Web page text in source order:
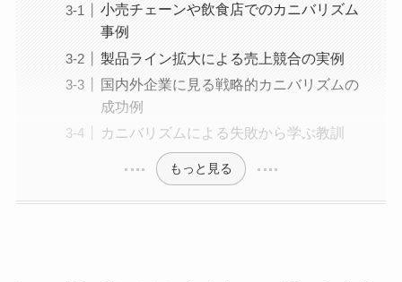
小売チェーンや飲食店でのカニバリズム
事例
製品ライン拡大による売上競合の実例
国内外企業に見る戦略的カニバリズムの
成功例
カニバリズムによる失敗から学ぶ教訓
もっと見る